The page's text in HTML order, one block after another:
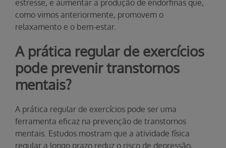
estresse, e aumentar a produção de endorfinas que,
como vimos anteriormente, promovem o
relaxamento e o bem-estar.
A prática regular de exercícios
pode prevenir transtornos
mentais?
A prática regular de exercícios pode ser uma
ferramenta eficaz na prevenção de transtornos
mentais. Estudos mostram que a atividade física
regular a longo prazo reduz o risco de depressão,